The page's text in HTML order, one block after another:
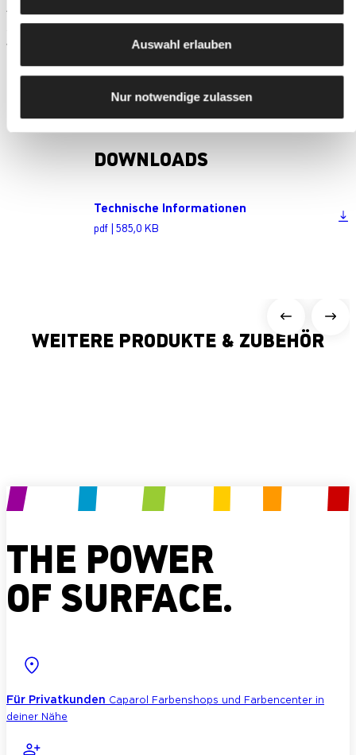
Auswahl erlauben
Nur notwendige zulassen
AvenariusAgro produziert nach dem TÜV-geprüften und
zertifizierten Qualitätsmanagementsystem ISO 9001-2015 und
wurde mit dem Responsible Care Zertifikat ausgezeichnet.
DOWNLOADS
Technische Informationen
pdf | 585,0 KB
WEITERE PRODUKTE & ZUBEHÖR
THE POWER
OF SURFACE.
Für Privatkunden Caparol Farbenshops und Farbencenter in
deiner Nähe